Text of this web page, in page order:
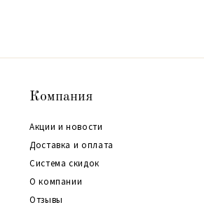
Компания
Акции и новости
Доставка и оплата
Система скидок
О компании
Отзывы